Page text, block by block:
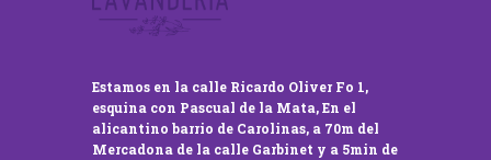
Estamos en la calle Ricardo Oliver Fo 1,
esquina con Pascual de la Mata, En el
alicantino barrio de Carolinas, a 70m del
Mercadona de la calle Garbinet y a 5min de